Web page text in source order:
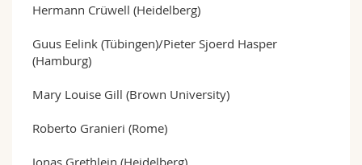
Hermann Crüwell (Heidelberg)
Guus Eelink (Tübingen)/Pieter Sjoerd Hasper
(Hamburg)
Mary Louise Gill (Brown University)
Roberto Granieri (Rome)
Jonas Grethlein (Heidelberg)